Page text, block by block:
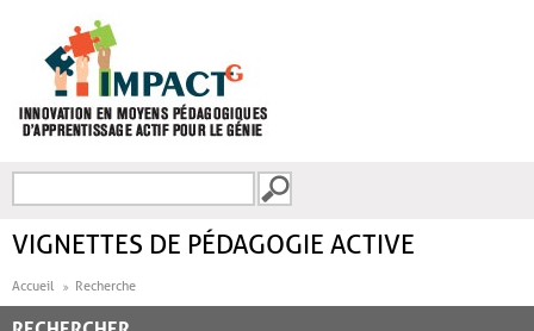
FORMULAIRE DE
VIGNETTES DE PÉDAGOGIE ACTIVE
Accueil Recherche